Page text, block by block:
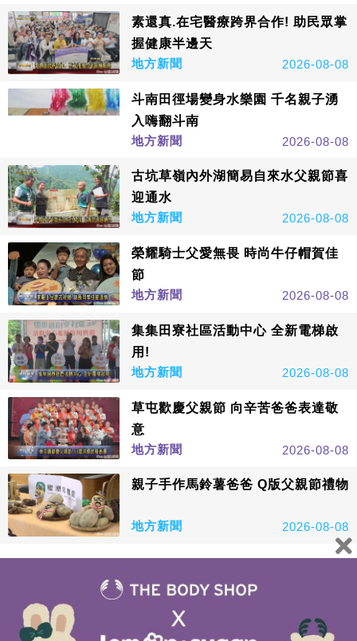
素還真.在宅醫療跨界合作! 助民眾掌
握健康半邊天
地方新聞
2026-08-08
斗南田徑場變身水樂園 千名親子湧
入嗨翻斗南
地方新聞
2026-08-08
古坑草嶺內外湖簡易自來水父親節喜
迎通水
地方新聞
2026-08-08
榮耀騎士父愛無畏 時尚牛仔帽賀佳
節
地方新聞
2026-08-08
集集田寮社區活動中心 全新電梯啟
用!
地方新聞
2026-08-08
草屯歡慶父親節 向辛苦爸爸表達敬
意
地方新聞
2026-08-08
親子手作馬鈴薯爸爸 Q版父親節禮物
地方新聞 2026-08-08